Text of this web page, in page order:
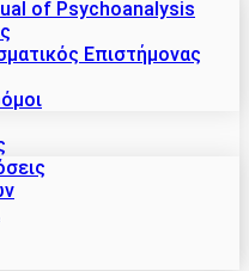
of Psychoanalysis
Επιστήμονας